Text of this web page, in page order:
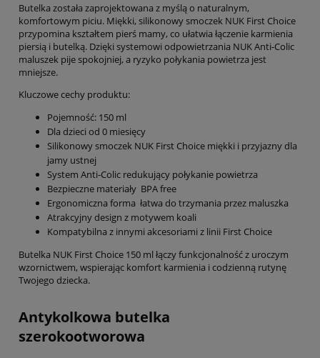
Butelka została zaprojektowana z myślą o naturalnym,
komfortowym piciu. Miękki, silikonowy smoczek NUK First Choice
przypomina kształtem pierś mamy, co ułatwia łączenie karmienia
piersią i butelką. Dzięki systemowi odpowietrzania NUK Anti-Colic
maluszek pije spokojniej, a ryzyko połykania powietrza jest
mniejsze.
Kluczowe cechy produktu:
Pojemność: 150 ml
Dla dzieci od 0 miesięcy
Silikonowy smoczek NUK First Choice miękki i przyjazny dla
jamy ustnej
System Anti-Colic redukujący połykanie powietrza
Bezpieczne materiały BPA free
Ergonomiczna forma łatwa do trzymania przez maluszka
Atrakcyjny design z motywem koali
Kompatybilna z innymi akcesoriami z linii First Choice
Butelka NUK First Choice 150 ml łączy funkcjonalność z uroczym
wzornictwem, wspierając komfort karmienia i codzienną rutynę
Twojego dziecka.
Antykolkowa butelka
szerokootworowa